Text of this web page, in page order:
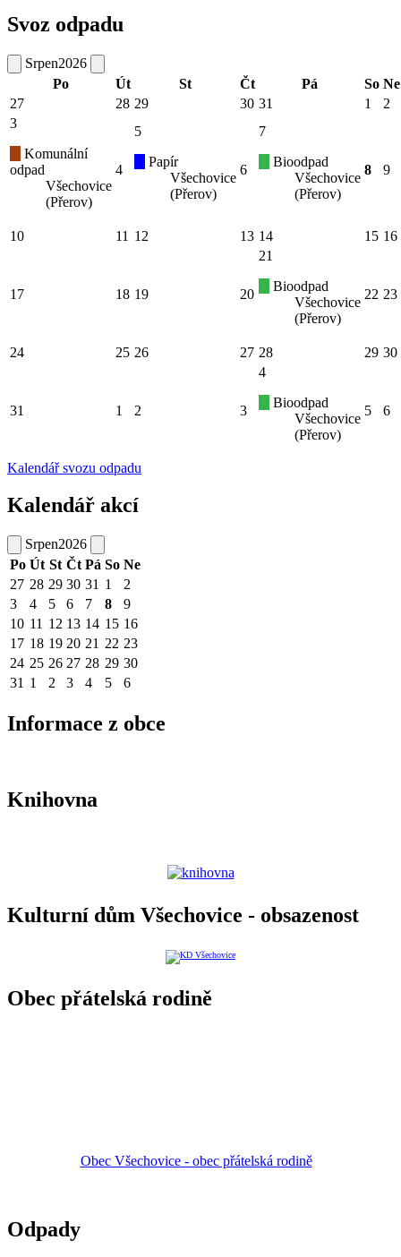
Svoz odpadu
Srpen2026
Po
Út St Čt Pá So Ne
27
28 29 30 31 1
2
3
Komunální
odpad
Všechovice
(Přerov)
4
5
Papír
Všechovice
(Přerov)
6
7
Bioodpad
Všechovice
(Přerov)
8 9
10 11 12 13 14 15 16
17 18 19 20
21
Bioodpad
Všechovice
(Přerov)
22 23
24 25 26 27 28 29 30
31 1 2 3
4
Bioodpad
Všechovice
(Přerov)
5 6
Kalendář svozu odpadu
Kalendář akcí
Srpen2026
Po Út St Čt Pá So Ne
27 28 29 30 31 1
2
3
4 5 6 7 8
9
10 11 12 13 14 15 16
17 18 19 20 21 22 23
24 25 26 27 28 29 30
31 1 2 3 4 5 6
Informace z obce
Knihovna
Kulturní dům Všechovice - obsazenost
Obec přátelská rodině
Obec Všechovice - obec přátelská rodině
Odpady